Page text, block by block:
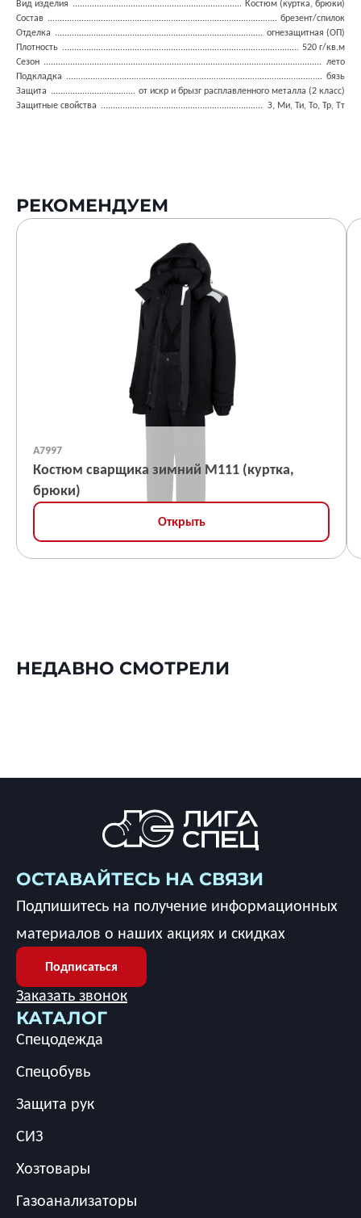
Вид изделия
Костюм (куртка, брюки)
Состав
брезент/спилок
Отделка
огнезащитная (ОП)
Плотность
520 г/кв.м
Сезон
лето
Подкладка
бязь
Защита
от искр и брызг расплавленного металла (2 класс)
Защитные свойства
З, Ми, Ти, То, Тр, Тт
РЕКОМЕНДУЕМ
А7997
Костюм сварщика зимний М111 (куртка,
брюки)
Открыть
НЕДАВНО СМОТРЕЛИ
КАТАЛОГ
Спецодежда
Спецобувь
Защита рук
СИЗ
Хозтовары
Газоанализаторы
ОСТАВАЙТЕСЬ НА СВЯЗИ
Подпишитесь на получение информационных
материалов о наших акциях и скидках
Подписаться
Заказать звонок